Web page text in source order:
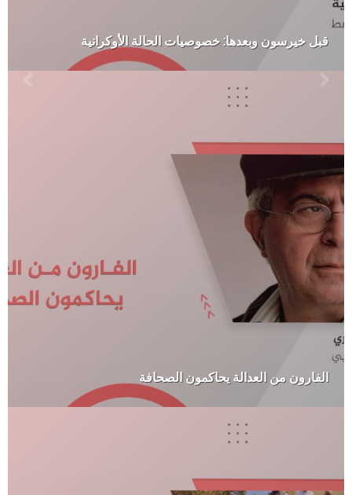
قبل خيرسون وبعدها: خصوصيات الحالة الأوكرانية
الفارون من العدالة يحاكمون الصحافة